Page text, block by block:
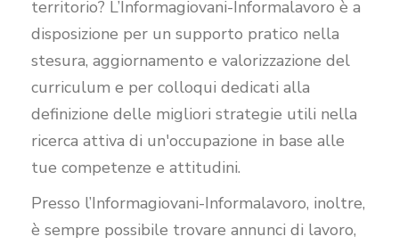
territorio? L’Informagiovani-Informalavoro è a
disposizione per un supporto pratico nella
stesura, aggiornamento e valorizzazione del
curriculum e per colloqui dedicati alla
definizione delle migliori strategie utili nella
ricerca attiva di un'occupazione in base alle
tue competenze e attitudini.
Presso l’Informagiovani-Informalavoro, inoltre,
è sempre possibile trovare annunci di lavoro,